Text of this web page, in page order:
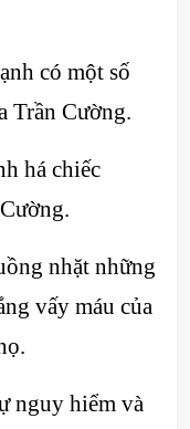
có một số
Trần Cường.
há chiếc
nhặt những
vấy máu của
nguy hiểm và